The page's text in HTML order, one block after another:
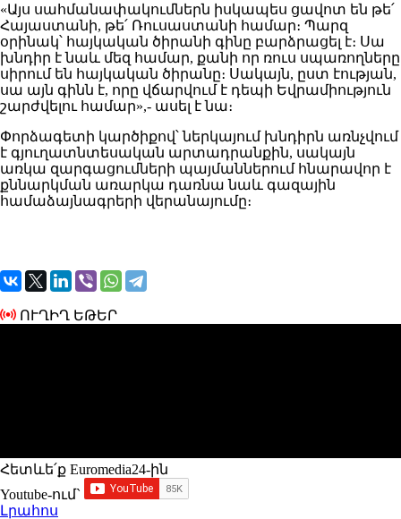
«Այս սահմանափակումներն իսկապես ցավոտ են թե՛
Հայաստանի, թե՛ Ռուսաստանի համար։ Պարզ
օրինակ՝ հայկական ծիրանի գինը բարձրացել է։ Սա
խնդիր է նաև մեզ համար, քանի որ ռուս սպառողները
սիրում են հայկական ծիրանը։ Սակայն, ըստ էության,
սա այն գինն է, որը վճարվում է դեպի Եվրամիություն
շարժվելու համար»,- ասել է նա։
Փորձագետի կարծիքով՝ ներկայում խնդիրն առնչվում
է գյուղատնտեսական արտադրանքին, սակայն
առկա զարգացումների պայմաններում հնարավոր է
քննարկման առարկա դառնա նաև գազային
համաձայնագրերի վերանայումը։
ՈՒՂԻՂ ԵԹԵՐ
Հետևե՛ք Euromedia24-ին
Youtube-ում`
Լրահոս